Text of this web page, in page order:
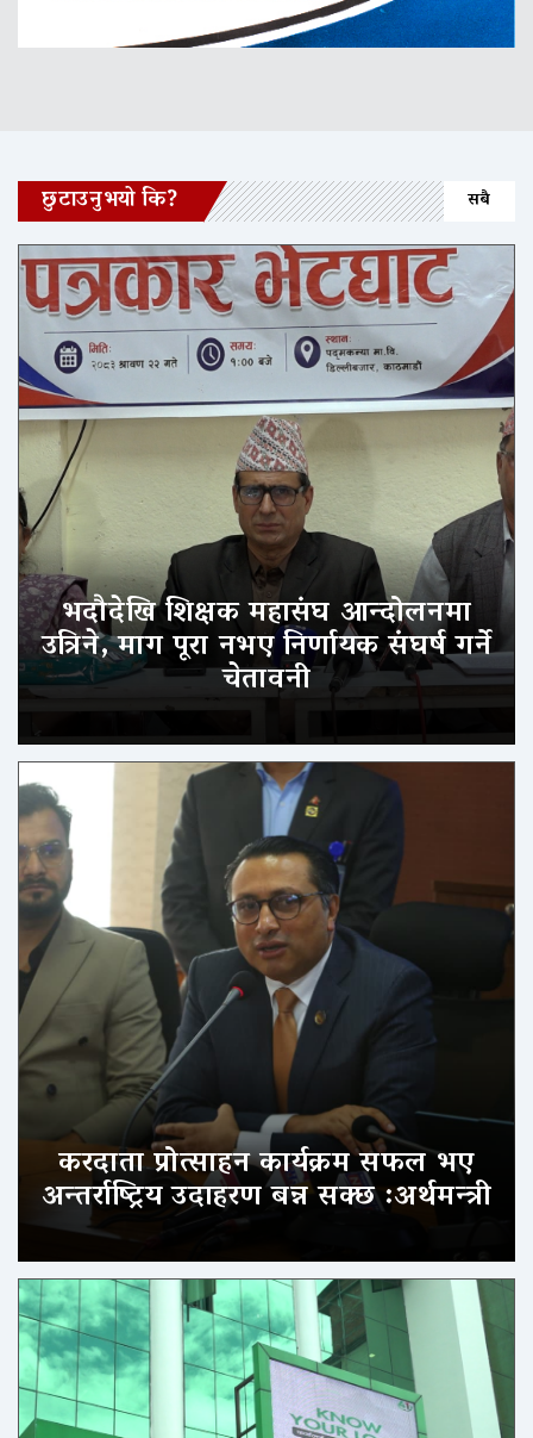
छुटाउनुभयो कि? सबै
भदौदेखि शिक्षक महासंघ आन्दोलनमा
उत्रिने, माग पूरा नभए निर्णायक संघर्ष गर्ने
चेतावनी
करदाता प्रोत्साहन कार्यक्रम सफल भए
अन्तर्राष्ट्रिय उदाहरण बन्न सक्छ :अर्थमन्त्री